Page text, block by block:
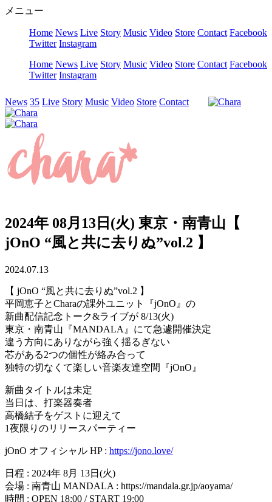
メニュー
Home News Live Story Music Video Store Contact Facebook
Twitter Instagram
Home News Live Story Music Video Store Contact Facebook
Twitter Instagram
News 35 Live Story Music Video Store Contact
2024年 08月13日(火) 東京・南青山【
jOnO “風と共に去りぬ”vol.2 】
2024.07.13
【 jOnO “風と共に去りぬ”vol.2 】
平岡恵子とCharaの課外ユニット『jOnO』の
新曲配信記念トーク&ライブが 8/13(火)
東京・南青山『MANDALA』にて急遽開催決定
違う方向にありながら強く揺るぎない
芯がある2つの個性が絡み合って
独特の切なくて楽しい音楽友達空間『jOnO』
新曲タイトルは未定
当日は、打楽器奏者
高橋結子をゲストに迎えて
1夜限りのリリースパーティー
jOnO オフィシャル HP : https://jono.love/
日程 : 2024年 8月 13日(火)
会場 : 南青山 MANDALA : https://mandala.gr.jp/aoyama/
時間 : OPEN 18:00 / START 19:00